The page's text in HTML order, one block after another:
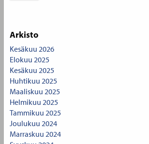
Arkisto
Kesäkuu 2026
Elokuu 2025
Kesäkuu 2025
Huhtikuu 2025
Maaliskuu 2025
Helmikuu 2025
Tammikuu 2025
Joulukuu 2024
Marraskuu 2024